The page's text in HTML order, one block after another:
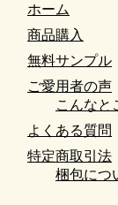
ホーム
商品購入
無料サンプル
ご愛用者の声
こんなと
よくある質問
特定商取引法
梱包につ